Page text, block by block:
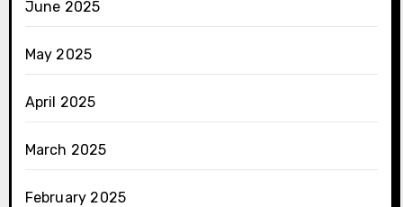
June 2025
May 2025
April 2025
March 2025
February 2025